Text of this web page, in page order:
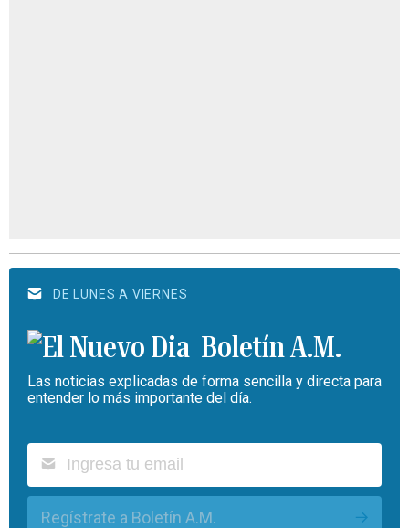
DE LUNES A VIERNES
Boletín A.M.
Las noticias explicadas de forma sencilla y directa para
entender lo más importante del día.
Regístrate a Boletín A.M.